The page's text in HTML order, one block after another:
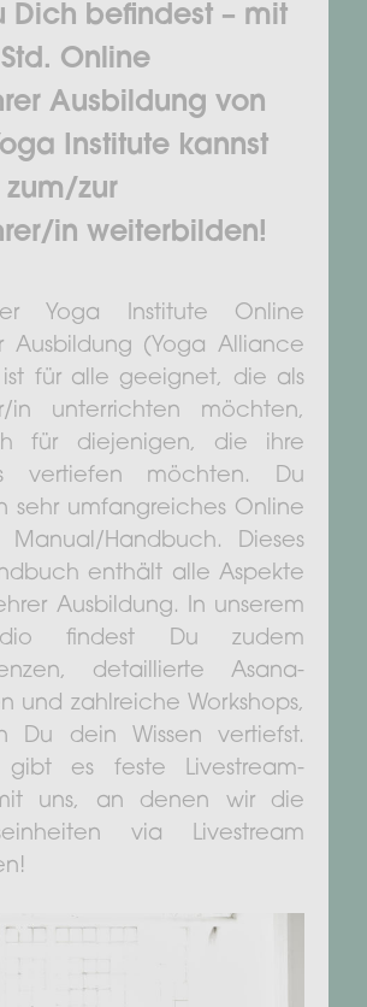
Dich befindest – mit
Online
Ausbildung von
Institute kannst
zum/zur
in weiterbilden!
Yoga Institute Online
Ausbildung (Yoga Alliance
ist für alle geeignet, die als
in unterrichten möchten,
für diejenigen, die ihre
vertiefen möchten. Du
sehr umfangreiches Online
Manual/Handbuch. Dieses
enthält alle Aspekte
Ausbildung. In unserem
findest Du zudem
detaillierte Asana-
und zahlreiche Workshops,
Du dein Wissen vertiefst.
gibt es feste Livestream-
uns, an denen wir die
via Livestream